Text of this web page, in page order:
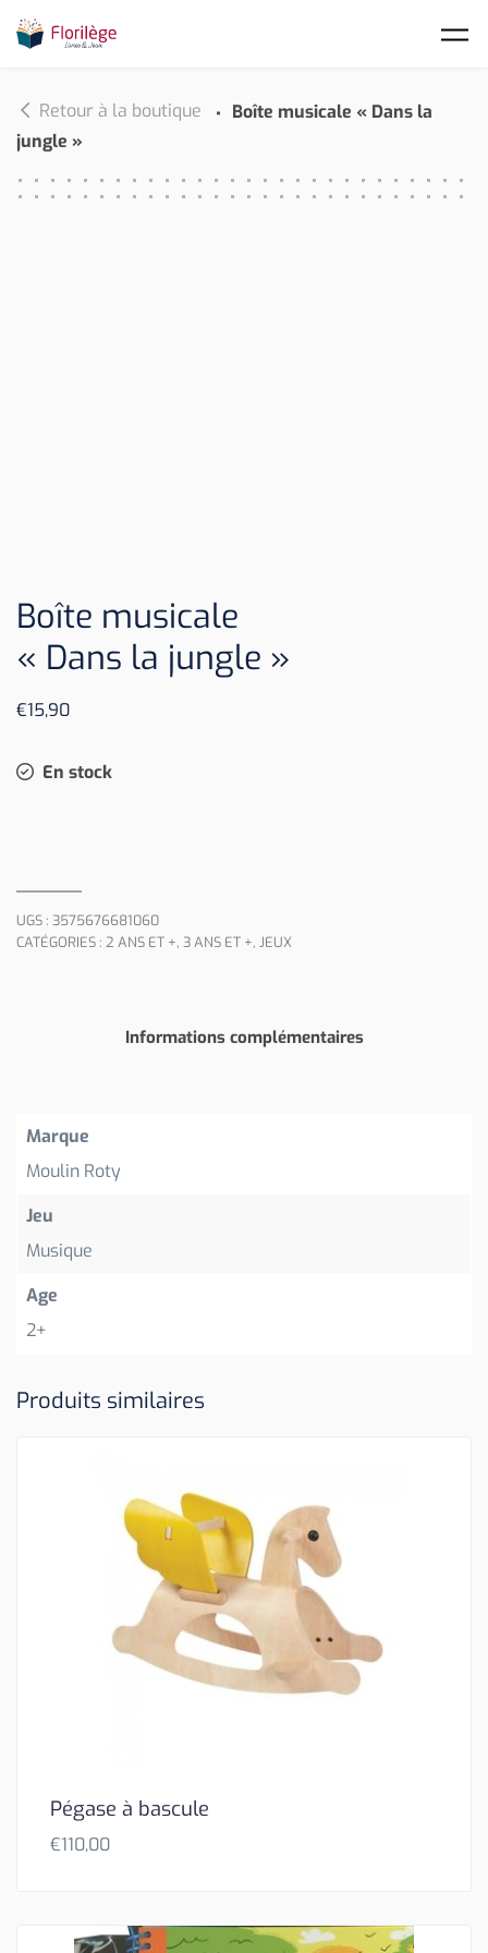
Retour à la boutique
Boîte musicale « Dans la
jungle »
Boîte musicale
« Dans la jungle »
€15,90
En stock
UGS : 3575676681060
CATÉGORIES : 2 ANS ET +, 3 ANS ET +, JEUX
Informations complémentaires
Marque
Moulin Roty
Jeu
Musique
Age
2+
Produits similaires
Pégase à bascule
€110,00